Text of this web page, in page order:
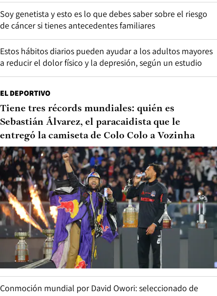
Soy genetista y esto es lo que debes saber sobre el riesgo
de cáncer si tienes antecedentes familiares
Estos hábitos diarios pueden ayudar a los adultos mayores
a reducir el dolor físico y la depresión, según un estudio
EL DEPORTIVO
Tiene tres récords mundiales: quién es
Sebastián Álvarez, el paracaidista que le
entregó la camiseta de Colo Colo a Vozinha
Conmoción mundial por David Owori: seleccionado de